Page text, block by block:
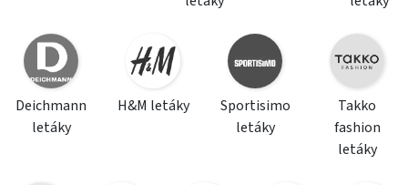
Deichmann
letáky
H&M letáky
Sportisimo
letáky
Takko
fashion
letáky